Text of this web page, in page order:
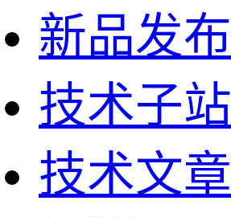
新品发布
技术子站
技术文章